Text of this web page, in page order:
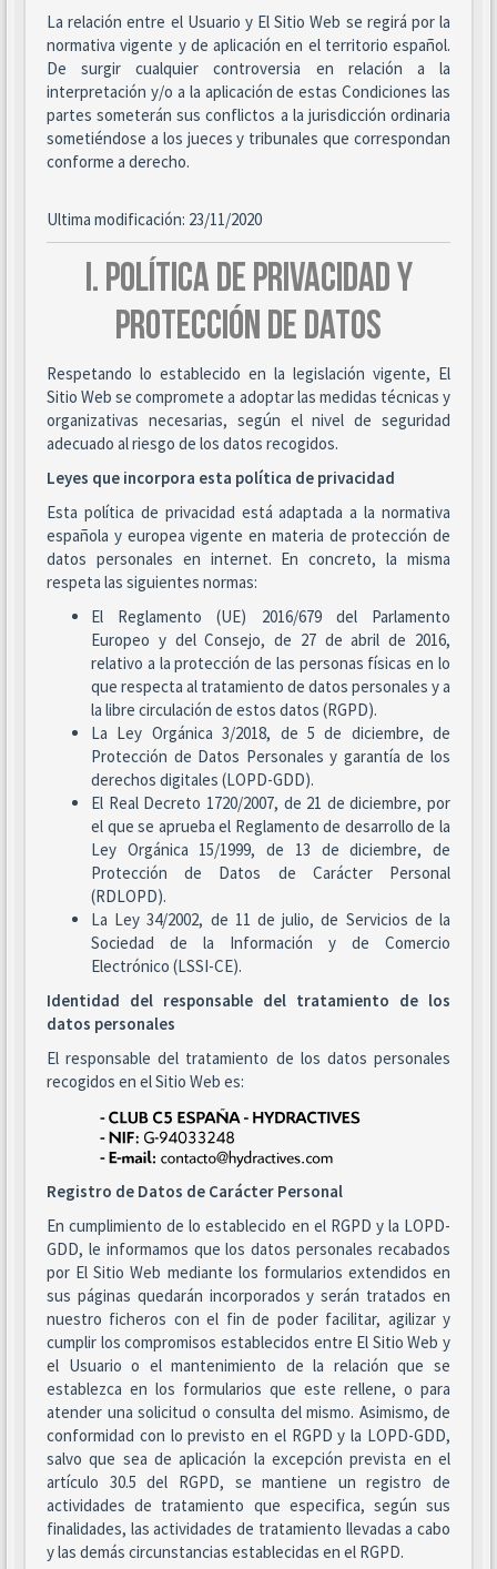
La relación entre el Usuario y El Sitio Web se regirá por la
normativa vigente y de aplicación en el territorio español.
De surgir cualquier controversia en relación a la
interpretación y/o a la aplicación de estas Condiciones las
partes someterán sus conflictos a la jurisdicción ordinaria
sometiéndose a los jueces y tribunales que correspondan
conforme a derecho.
Ultima modificación: 23/11/2020
I. POLÍTICA DE PRIVACIDAD Y
PROTECCIÓN DE DATOS
Respetando lo establecido en la legislación vigente, El
Sitio Web se compromete a adoptar las medidas técnicas y
organizativas necesarias, según el nivel de seguridad
adecuado al riesgo de los datos recogidos.
Leyes que incorpora esta política de privacidad
Esta política de privacidad está adaptada a la normativa
española y europea vigente en materia de protección de
datos personales en internet. En concreto, la misma
respeta las siguientes normas:
El Reglamento (UE) 2016/679 del Parlamento
Europeo y del Consejo, de 27 de abril de 2016,
relativo a la protección de las personas físicas en lo
que respecta al tratamiento de datos personales y a
la libre circulación de estos datos (RGPD).
La Ley Orgánica 3/2018, de 5 de diciembre, de
Protección de Datos Personales y garantía de los
derechos digitales (LOPD-GDD).
El Real Decreto 1720/2007, de 21 de diciembre, por
el que se aprueba el Reglamento de desarrollo de la
Ley Orgánica 15/1999, de 13 de diciembre, de
Protección de Datos de Carácter Personal
(RDLOPD).
La Ley 34/2002, de 11 de julio, de Servicios de la
Sociedad de la Información y de Comercio
Electrónico (LSSI-CE).
Identidad del responsable del tratamiento de los
datos personales
El responsable del tratamiento de los datos personales
recogidos en el Sitio Web es:
Registro de Datos de Carácter Personal
En cumplimiento de lo establecido en el RGPD y la LOPD-
GDD, le informamos que los datos personales recabados
por El Sitio Web mediante los formularios extendidos en
sus páginas quedarán incorporados y serán tratados en
nuestro ficheros con el fin de poder facilitar, agilizar y
cumplir los compromisos establecidos entre El Sitio Web y
el Usuario o el mantenimiento de la relación que se
establezca en los formularios que este rellene, o para
atender una solicitud o consulta del mismo. Asimismo, de
conformidad con lo previsto en el RGPD y la LOPD-GDD,
salvo que sea de aplicación la excepción prevista en el
artículo 30.5 del RGPD, se mantiene un registro de
actividades de tratamiento que especifica, según sus
finalidades, las actividades de tratamiento llevadas a cabo
y las demás circunstancias establecidas en el RGPD.